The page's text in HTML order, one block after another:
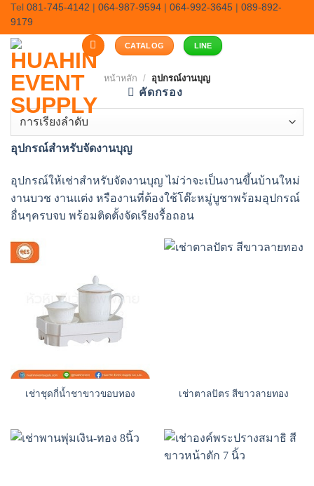
Skip
content
Tel 081-745-4142 064-987-9594 064-992-3645
089-892-
9179
CATALOG LINE
หน้าหลัก / อุปกรณ์งานบุญ
คัดกรอง
อุปกรณ์สำหรับจัดงานบุญ
อุปกรณ์ให้เช่าสำหรับจัดงานบุญ ไม่ว่าจะเป็นงานขึ้นบ้านใหม่
งานบวช งานแต่ง หรืองานที่ต้องใช้โต๊ะหมู่บูชาพร้อมอุปกรณ์
อื่นๆครบจบ พร้อมติดตั้งจัดเรียงรื้อถอน
เช่าชุดกี่น้ำชาขาวขอบทอง เช่าตาลปัตร สีขาวลายทอง